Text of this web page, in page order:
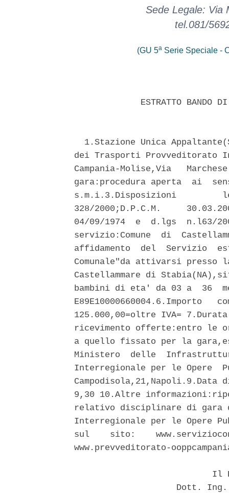
Sede Legale: Via
tel.081/
(GU 5a Serie Speciale -
ESTRATTO BANDO
1.Stazione Unica
dei Trasporti Provveditorato
Campania-Molise,Via
gara:procedura aperta  ai
s.m.i.3.Disposizioni
328/2000;D.P.C.M.
04/09/1974  e  d.lgs  n.l63/
servizio:Comune  di
affidamento  del  Servizio
Comunale"da attivarsi
Castellammare di
bambini di eta' da 03 a  36
E89E10000660004.6.Importo
125.000,00=oltre IVA=
ricevimento offerte:entro le
a quello fissato per la
Ministero  delle
Interregionale per le Opere
9,30 10.Altre
relativo disciplinare di
Interregionale per le Opere
sul    sito:
www.prevveditorato-
Dott.